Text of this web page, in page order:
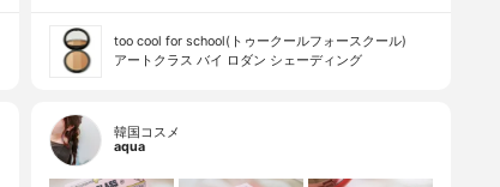
too cool for school(トゥークールフォースクール)
アートクラス バイ ロダン シェーディング
韓国コスメ
aqua